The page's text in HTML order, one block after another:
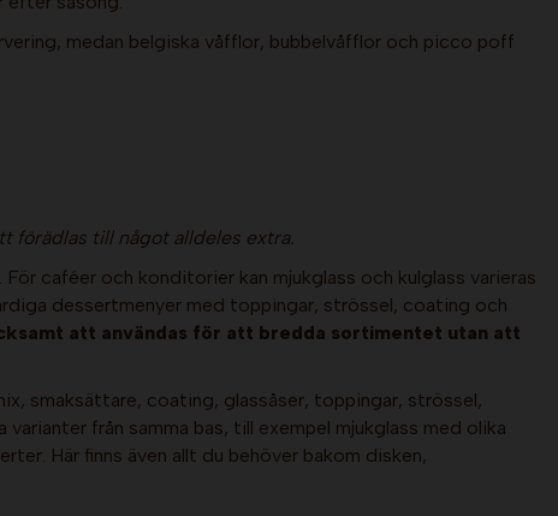
medan belgiska våfflor, bubbelvåfflor och picco poff
förädlas till något alldeles extra.
caféer och konditorier kan mjukglass och kulglass varieras
dessertmenyer med toppingar, strössel, coating och
att användas för att bredda sortimentet utan att
smaksättare, coating, glassåser, toppingar, strössel,
från samma bas, till exempel mjukglass med olika
Här finns även allt du behöver bakom disken,